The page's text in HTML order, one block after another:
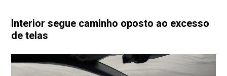
Interior segue caminho oposto ao excesso
de telas